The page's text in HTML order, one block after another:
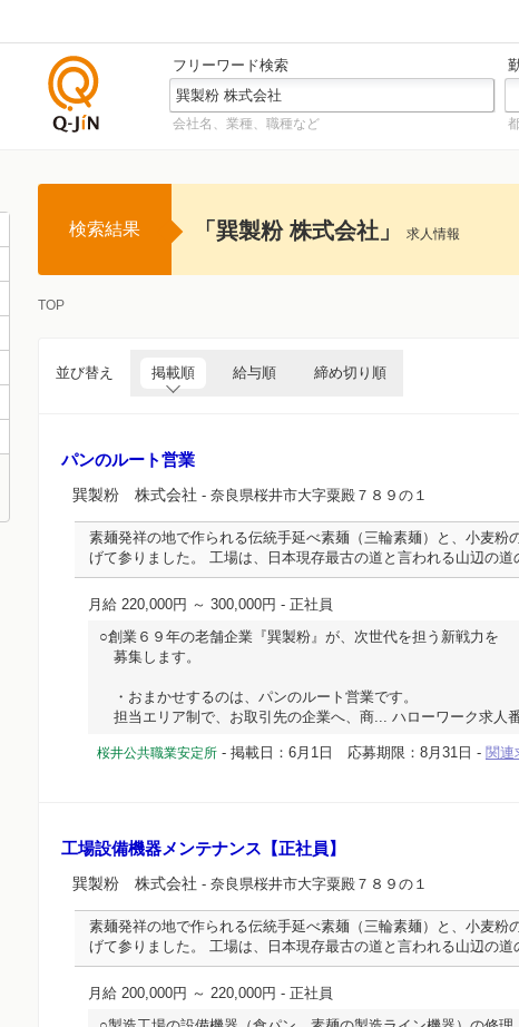
人サイ
フリーワード検索
会社名、業種、職種など
検索結果 「巽製粉 株式会社」 求人情報
TOP
並び替え 掲載順 給与順 締め切り順
パンのルート営業
巽製粉 株式会社 - 奈良県桜井市大字粟殿７８９の１
素麺発祥の地で作られる伝統手延べ素麺（三輪素麺）と、小麦粉
げて参りました。 工場は、日本現存最古の道と言われる山辺の道
月給 220,000円 ～ 300,000円 - 正社員
○創業６９年の老舗企業『巽製粉』が、次世代を担う新戦力を
募集します。
・おまかせするのは、パンのルート営業です。
担当エリア制で、お取引先の企業へ、商... ハローワーク求人
桜井公共職業安定所 - 掲載日：6月1日 応募期限：8月31日 - 関連
工場設備機器メンテナンス【正社員】
巽製粉 株式会社 - 奈良県桜井市大字粟殿７８９の１
素麺発祥の地で作られる伝統手延べ素麺（三輪素麺）と、小麦粉
げて参りました。 工場は、日本現存最古の道と言われる山辺の道
月給 200,000円 ～ 220,000円 - 正社員